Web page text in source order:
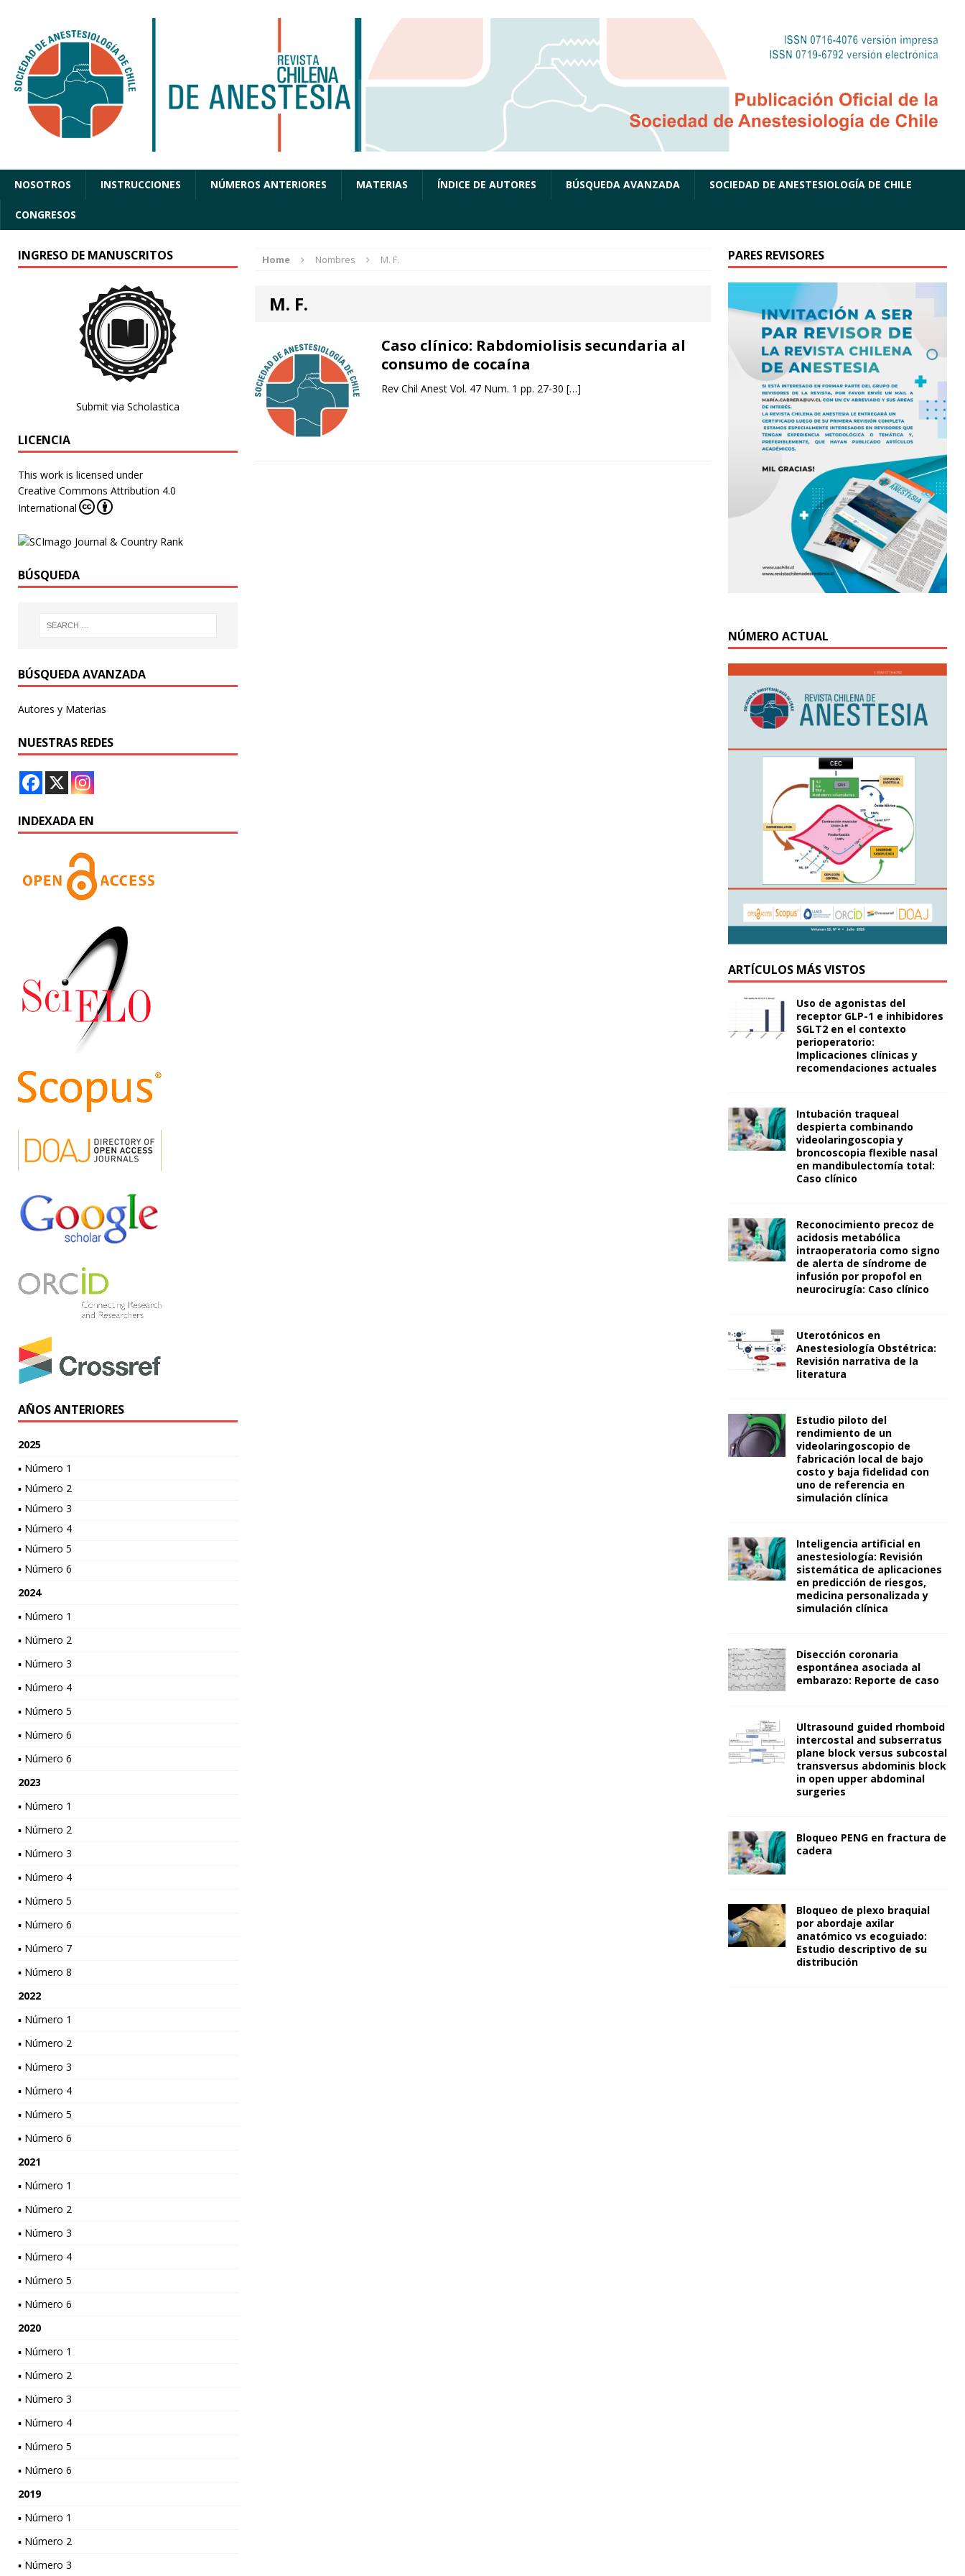
NOSOTROS INSTRUCCIONES NÚMEROS ANTERIORES MATERIAS ÍNDICE DE AUTORES BÚSQUEDA AVANZADA SOCIEDAD DE ANESTESIOLOGÍA DE CHILE
CONGRESOS
Home Nombres M. F.
M. F.
Caso clínico: Rabdomiolisis secundaria al
consumo de cocaína
Rev Chil Anest Vol. 47 Num. 1 pp. 27-30 […]
INGRESO DE MANUSCRITOS
Submit via Scholastica
LICENCIA
This work is licensed under
Creative Commons Attribution 4.0
International
BÚSQUEDA
BÚSQUEDA AVANZADA
Autores y Materias
NUESTRAS REDES
INDEXADA EN
AÑOS ANTERIORES
2025
▪ Número 1
▪ Número 2
▪ Número 3
▪ Número 4
▪ Número 5
▪ Número 6
2024
▪ Número 1
▪ Número 2
▪ Número 3
▪ Número 4
▪ Número 5
▪ Número 6
▪ Número 6
2023
▪ Número 1
▪ Número 2
▪ Número 3
▪ Número 4
▪ Número 5
▪ Número 6
▪ Número 7
▪ Número 8
2022
▪ Número 1
▪ Número 2
▪ Número 3
▪ Número 4
▪ Número 5
▪ Número 6
2021
▪ Número 1
▪ Número 2
▪ Número 3
▪ Número 4
▪ Número 5
▪ Número 6
2020
▪ Número 1
▪ Número 2
▪ Número 3
▪ Número 4
▪ Número 5
▪ Número 6
2019
▪ Número 1
▪ Número 2
▪ Número 3
PARES REVISORES
NÚMERO ACTUAL
ARTÍCULOS MÁS VISTOS
Uso de agonistas del
receptor GLP-1 e inhibidores
SGLT2 en el contexto
perioperatorio:
Implicaciones clínicas y
recomendaciones actuales
Intubación traqueal
despierta combinando
videolaringoscopia y
broncoscopia flexible nasal
en mandibulectomía total:
Caso clínico
Reconocimiento precoz de
acidosis metabólica
intraoperatoria como signo
de alerta de síndrome de
infusión por propofol en
neurocirugía: Caso clínico
Uterotónicos en
Anestesiología Obstétrica:
Revisión narrativa de la
literatura
Estudio piloto del
rendimiento de un
videolaringoscopio de
fabricación local de bajo
costo y baja fidelidad con
uno de referencia en
simulación clínica
Inteligencia artificial en
anestesiología: Revisión
sistemática de aplicaciones
en predicción de riesgos,
medicina personalizada y
simulación clínica
Disección coronaria
espontánea asociada al
embarazo: Reporte de caso
Ultrasound guided rhomboid
intercostal and subserratus
plane block versus subcostal
transversus abdominis block
in open upper abdominal
surgeries
Bloqueo PENG en fractura de
cadera
Bloqueo de plexo braquial
por abordaje axilar
anatómico vs ecoguiado:
Estudio descriptivo de su
distribución